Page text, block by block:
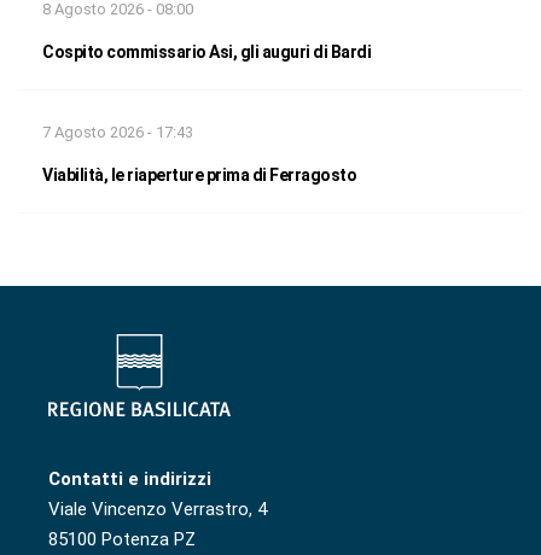
8 Agosto 2026 - 08:00
Cospito commissario Asi, gli auguri di Bardi
7 Agosto 2026 - 17:43
Viabilità, le riaperture prima di Ferragosto
Contatti e indirizzi
Viale Vincenzo Verrastro, 4
85100 Potenza PZ